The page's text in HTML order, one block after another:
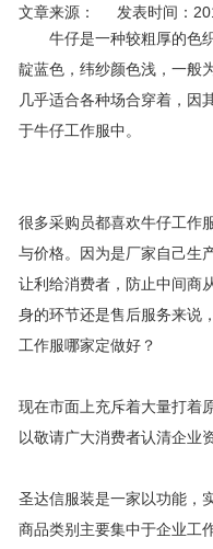
文章来源： 发表时间：
牛仔是一种较粗厚的色
靛蓝色，纬纱颜色浅，一般
几乎适合各种场合穿着，因
于牛仔工作服中。
很多采购员都喜欢牛仔工作
与价格。因为是厂家自己生
让利给消费者，防止中间商
身的环节还是售后服务来说
工作服哪家定做好？
现在市面上充斥着大量打着
以敬请广大消费者认清企业
圣达信服装是一家以功能，
商品类别主要集中于企业工